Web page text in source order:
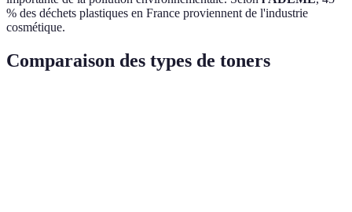
% des déchets plastiques en France proviennent de l'industrie
cosmétique.
Comparaison des types de toners